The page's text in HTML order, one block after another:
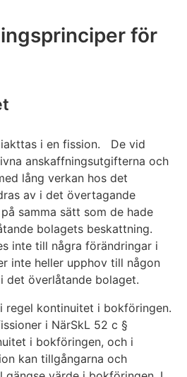
för
i en fission. De vid
anskaffningsutgifterna och
lång verkan hos det
av i det övertagande
samma sätt som de hade
bolagets beskattning.
inte till några förändringar i
inte heller upphov till någon
det överlåtande bolaget.
regel kontinuitet i bokföringen.
i NärSkL 52 c §
i bokföringen, och i
kan tillgångarna och